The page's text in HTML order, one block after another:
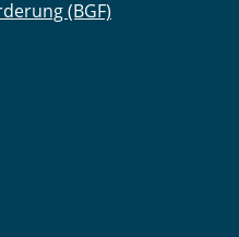
(BGF)